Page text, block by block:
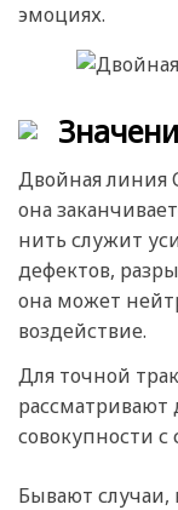
эмоциях.
Двойная линия
она
нить служит
дефектов,
она может
воздействие.
Для точной
рассматривают
совокупности
Бывают случаи,